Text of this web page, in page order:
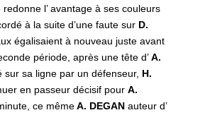
l’ avantage à ses couleurs
à la suite d’une faute sur D.
égalisaient à nouveau juste avant
période, après une tête d’A.
sa ligne par un défenseur, H.
en passeur décisif pour A.
ce mêmeA. DEGANauteur d’